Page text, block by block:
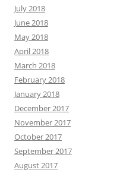
July 2018
June 2018
May 2018
April 2018
March 2018
February 2018
January 2018
December 2017
November 2017
October 2017
September 2017
August 2017